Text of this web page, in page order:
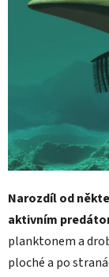
Narozdíl od
aktivním
planktonem a
ploché a po